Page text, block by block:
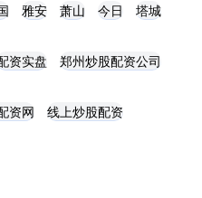
雅安 萧山 今日 塔城
资实盘 郑州炒股配资公司
资网 线上炒股配资